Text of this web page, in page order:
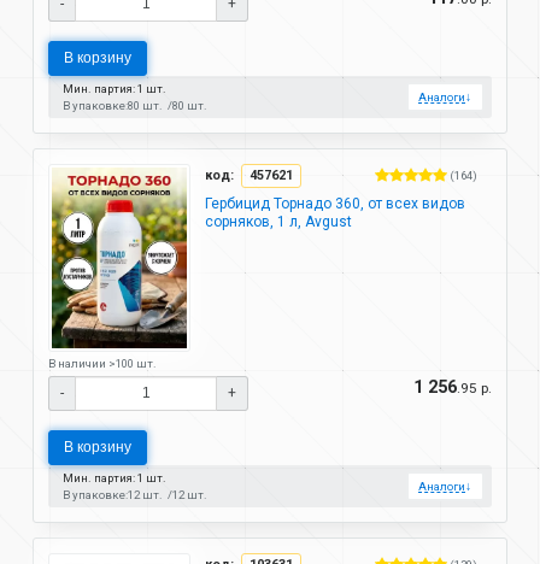
В корзину
Мин. партия: 1 шт.
В упаковке:80 шт. 80 шт.
Аналоги↓
код: 457621 (164)
Гербицид Торнадо 360, от всех видов
сорняков, 1 л, Avgust
В наличии >100 шт.
- + 1 256.95 р.
В корзину
Мин. партия: 1 шт.
В упаковке:12 шт. 12 шт.
Аналоги↓